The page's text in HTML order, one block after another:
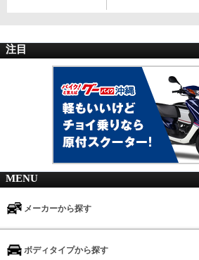
注目
MENU
メーカーから探す
ボディタイプから探す